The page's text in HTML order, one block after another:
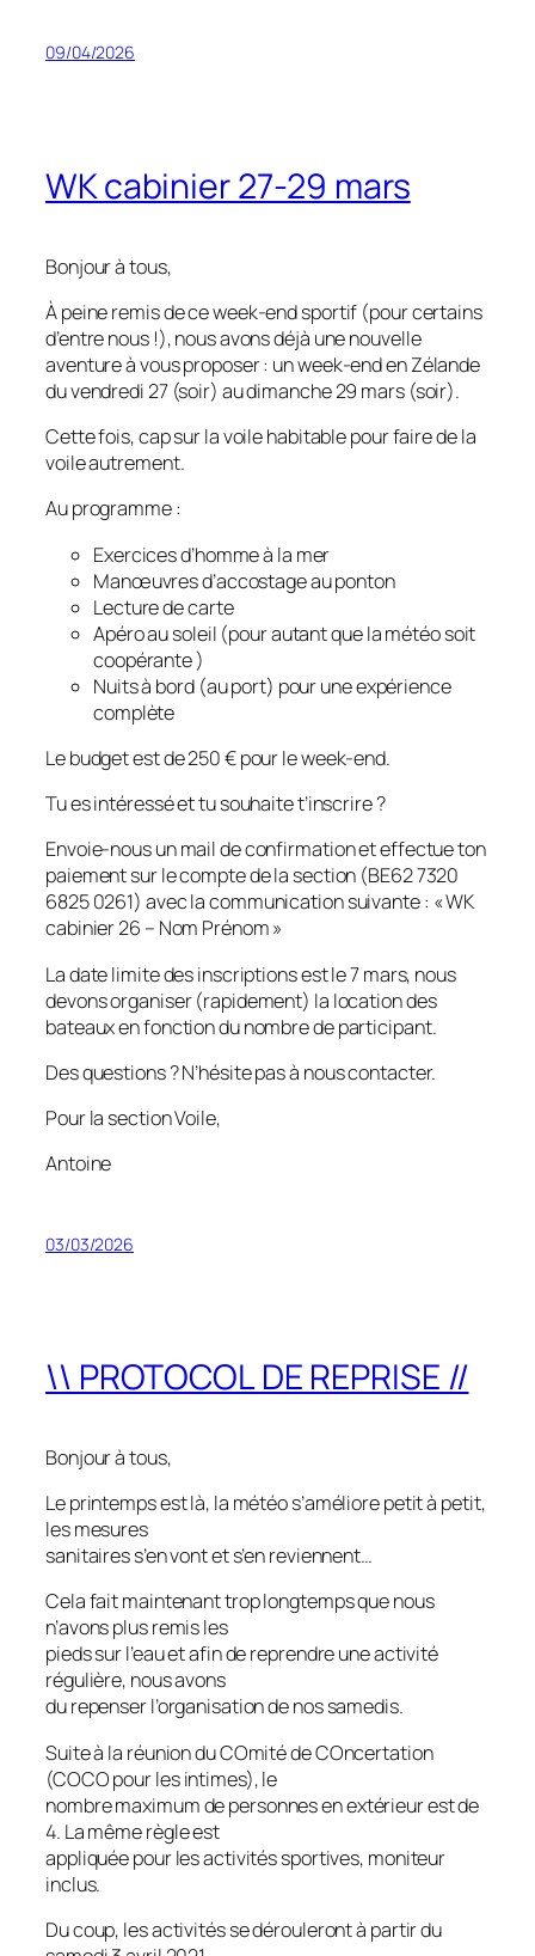
09/04/2026
WK cabinier 27-29 mars
Bonjour à tous,
À peine remis de ce week-end sportif (pour certains
d’entre nous !), nous avons déjà une nouvelle
aventure à vous proposer : un week-end en Zélande
du vendredi 27 (soir) au dimanche 29 mars (soir).
Cette fois, cap sur la voile habitable pour faire de la
voile autrement.
Au programme :
Exercices d’homme à la mer
Manœuvres d’accostage au ponton
Lecture de carte
Apéro au soleil (pour autant que la météo soit
coopérante )
Nuits à bord (au port) pour une expérience
complète
Le budget est de 250 € pour le week-end.
Tu es intéressé et tu souhaite t’inscrire ?
Envoie-nous un mail de confirmation et effectue ton
paiement sur le compte de la section (BE62 7320
6825 0261) avec la communication suivante : « WK
cabinier 26 – Nom Prénom »
La date limite des inscriptions est le 7 mars, nous
devons organiser (rapidement) la location des
bateaux en fonction du nombre de participant.
Des questions ? N’hésite pas à nous contacter.
Pour la section Voile,
Antoine
03/03/2026
\\ PROTOCOL DE REPRISE //
Bonjour à tous,
Le printemps est là, la météo s’améliore petit à petit,
les mesures
sanitaires s’en vont et s’en reviennent…
Cela fait maintenant trop longtemps que nous
n’avons plus remis les
pieds sur l’eau et afin de reprendre une activité
régulière, nous avons
du repenser l’organisation de nos samedis.
Suite à la réunion du COmité de COncertation
(COCO pour les intimes), le
nombre maximum de personnes en extérieur est de
4. La même règle est
appliquée pour les activités sportives, moniteur
inclus.
Du coup, les activités se dérouleront à partir du